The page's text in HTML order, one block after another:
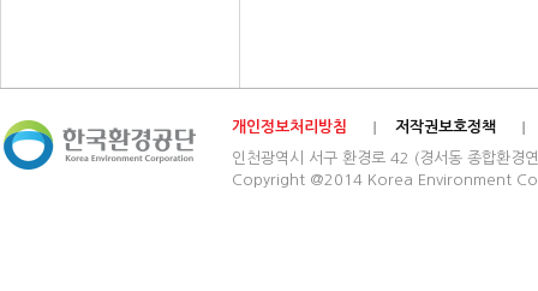
개인정보처리방침
저작권보호정책
인천광역시 서구 환경로 42 (경서동 종합
Copyright @2014 Korea Environment